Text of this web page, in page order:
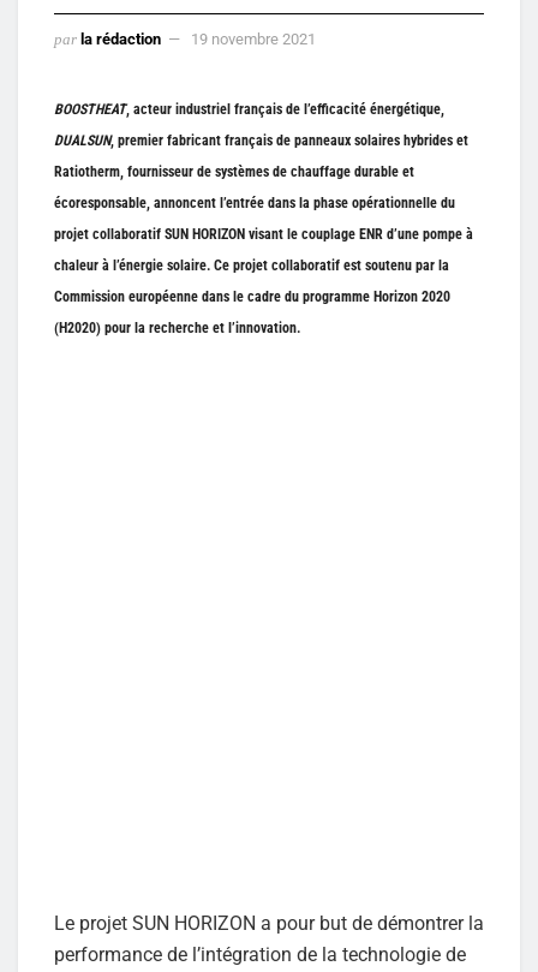
par la rédaction 19 novembre 2021
BOOSTHEAT, acteur industriel français de l’efficacité énergétique,
DUALSUN, premier fabricant français de panneaux solaires hybrides et
Ratiotherm, fournisseur de systèmes de chauffage durable et
écoresponsable, annoncent l’entrée dans la phase opérationnelle du
projet collaboratif SUN HORIZON visant le couplage ENR d’une pompe à
chaleur à l’énergie solaire. Ce projet collaboratif est soutenu par la
Commission européenne dans le cadre du programme Horizon 2020
(H2020) pour la recherche et l’innovation.
Le projet SUN HORIZON a pour but de démontrer la
performance de l’intégration de la technologie de